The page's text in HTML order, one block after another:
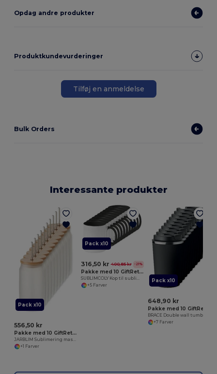
Opdag andre produkter
Produktkundevurderinger
Tilføj en anmeldelse
Bulk Orders
Interessante produkter
Pack x10
556,50 kr
Pakke med 10 GiftRetail MO6919
+1 Farver
Pack x10
316,50 kr 400,85 kr -21%
Pakke med 10 GiftRetail MO8422
+5 Farver
Pack x10
648,90 kr
+7 Farver